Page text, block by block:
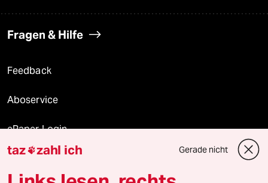
Fragen & Hilfe
Feedback
Aboservice
ePaper Login
Downloads für Abonnierende
taz zahl ich Gerade nicht